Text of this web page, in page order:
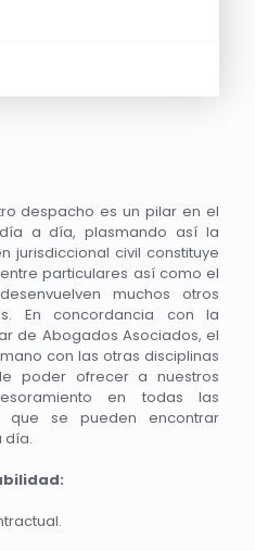
despacho es un pilar en el
a día, plasmando así la
jurisdiccional civil constituye
particulares así como el
muchos otros
En concordancia con la
de Abogados Asociados, el
con las otras disciplinas
poder ofrecer a nuestros
en todas las
que se pueden encontrar
día.